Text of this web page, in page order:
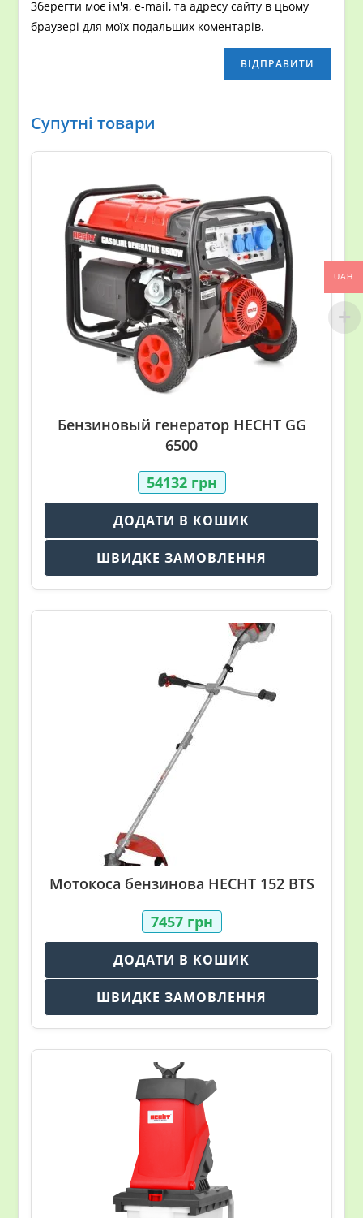
Зберегти моє ім'я, e-mail, та адресу сайту в цьому
браузері для моїх подальших коментарів.
Супутні товари
Бензиновый генератор HECHT GG
6500
54132 грн
ДОДАТИ В КОШИК
ШВИДКЕ ЗАМОВЛЕННЯ
Мотокоса бензинова HECHT 152 BTS
7457 грн
ДОДАТИ В КОШИК
ШВИДКЕ ЗАМОВЛЕННЯ
UAH